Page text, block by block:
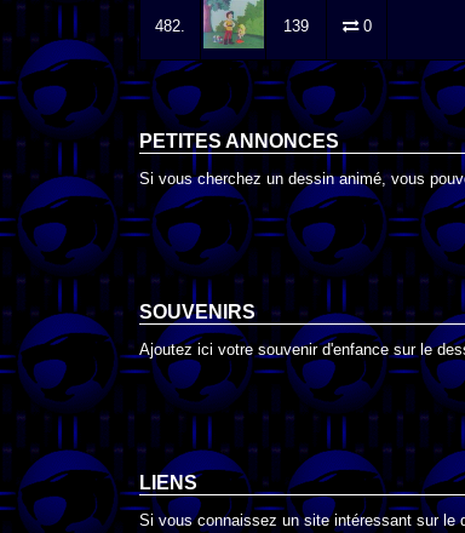
482. 139 0
PETITES ANNONCES
Si vous cherchez un dessin animé, vous
SOUVENIRS
Ajoutez ici votre souvenir d'enfance sur le
LIENS
Si vous connaissez un site intéressant sur le